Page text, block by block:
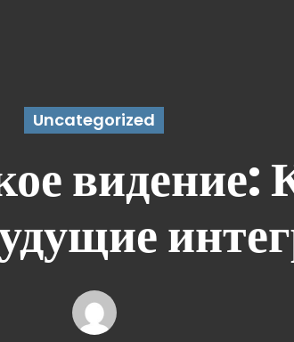
Uncategorized
видение: